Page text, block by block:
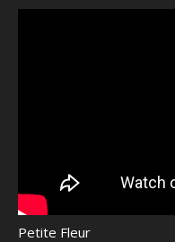
Petite Fleur